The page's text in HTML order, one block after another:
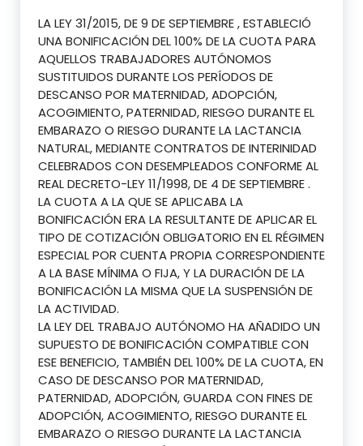
LA LEY 31/2015, DE 9 DE SEPTIEMBRE , ESTABLECIÓ
UNA BONIFICACIÓN DEL 100% DE LA CUOTA PARA
AQUELLOS TRABAJADORES AUTÓNOMOS
SUSTITUIDOS DURANTE LOS PERÍODOS DE
DESCANSO POR MATERNIDAD, ADOPCIÓN,
ACOGIMIENTO, PATERNIDAD, RIESGO DURANTE EL
EMBARAZO O RIESGO DURANTE LA LACTANCIA
NATURAL, MEDIANTE CONTRATOS DE INTERINIDAD
CELEBRADOS CON DESEMPLEADOS CONFORME AL
REAL DECRETO-LEY 11/1998, DE 4 DE SEPTIEMBRE .
LA CUOTA A LA QUE SE APLICABA LA
BONIFICACIÓN ERA LA RESULTANTE DE APLICAR EL
TIPO DE COTIZACIÓN OBLIGATORIO EN EL RÉGIMEN
ESPECIAL POR CUENTA PROPIA CORRESPONDIENTE
A LA BASE MÍNIMA O FIJA, Y LA DURACIÓN DE LA
BONIFICACIÓN LA MISMA QUE LA SUSPENSIÓN DE
LA ACTIVIDAD.
LA LEY DEL TRABAJO AUTÓNOMO HA AÑADIDO UN
SUPUESTO DE BONIFICACIÓN COMPATIBLE CON
ESE BENEFICIO, TAMBIÉN DEL 100% DE LA CUOTA, EN
CASO DE DESCANSO POR MATERNIDAD,
PATERNIDAD, ADOPCIÓN, GUARDA CON FINES DE
ADOPCIÓN, ACOGIMIENTO, RIESGO DURANTE EL
EMBARAZO O RIESGO DURANTE LA LACTANCIA